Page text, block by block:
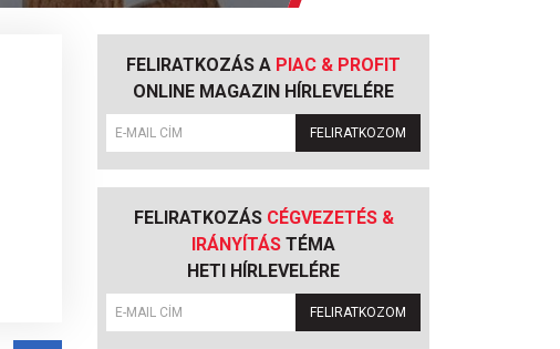
FELIRATKOZÁS A PIAC & PROFIT
ONLINE MAGAZIN HÍRLEVELÉRE
FELIRATKOZOM
FELIRATKOZÁS CÉGVEZETÉS &
IRÁNYÍTÁS TÉMA
HETI HÍRLEVELÉRE
FELIRATKOZOM